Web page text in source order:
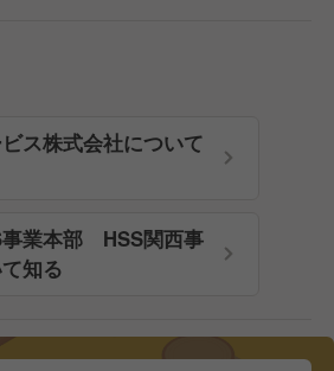
ス株式会社について
事業本部 HSS関西事
知る